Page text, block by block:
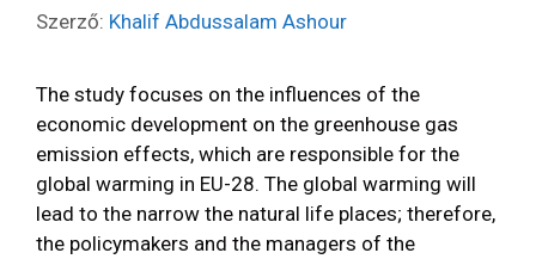
Szerző: Khalif Abdussalam Ashour
The study focuses on the influences of the
economic development on the greenhouse gas
emission effects, which are responsible for the
global warming in EU-28. The global warming will
lead to the narrow the natural life places; therefore,
the policymakers and the managers of the